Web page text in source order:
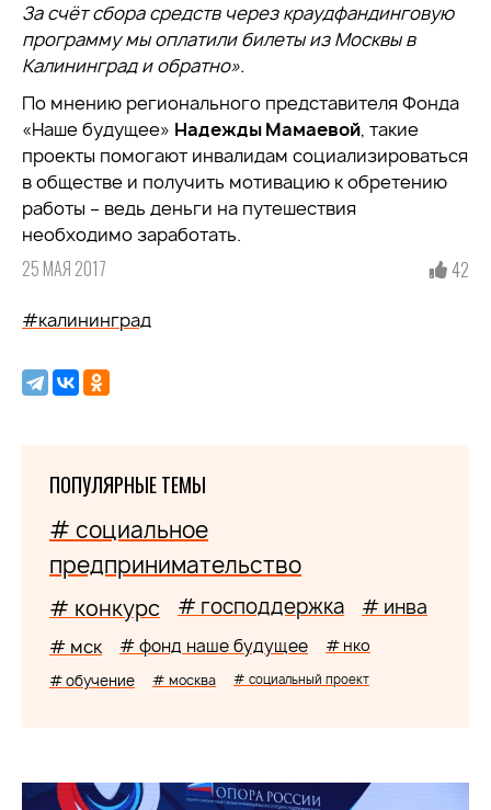
За счёт сбора средств через краудфандинговую
программу мы оплатили билеты из Москвы в
Калининград и обратно».
По мнению регионального представителя Фонда
«Наше будущее» Надежды Мамаевой, такие
проекты помогают инвалидам социализироваться
в обществе и получить мотивацию к обретению
работы – ведь деньги на путешествия
необходимо заработать.
25 МАЯ 2017 42
#калининград
ПОПУЛЯРНЫЕ ТЕМЫ
# социальное
предпринимательство
# конкурс # господдержка # инва
# мск # фонд наше будущее # нко
# обучение # москва # социальный проект